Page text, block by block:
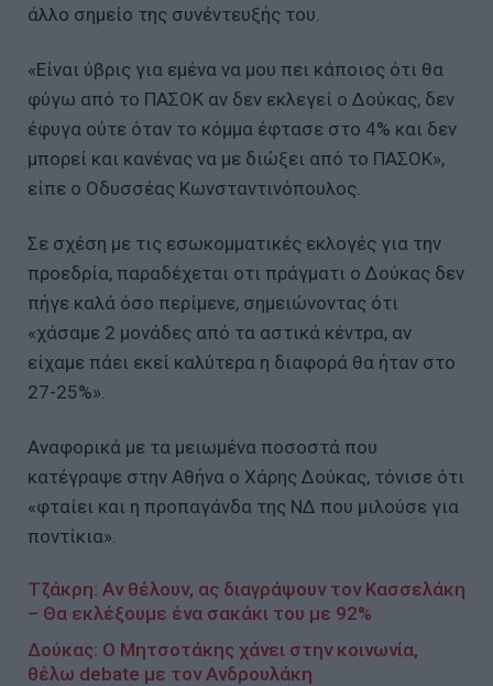
άλλο σημείο της συνέντευξής του.
«Είναι ύβρις για εμένα να μου πει κάποιος ότι θα
φύγω από το ΠΑΣΟΚ αν δεν εκλεγεί ο Δούκας, δεν
έφυγα ούτε όταν το κόμμα έφτασε στο 4% και δεν
μπορεί και κανένας να με διώξει από το ΠΑΣΟΚ»,
είπε ο Οδυσσέας Κωνσταντινόπουλος.
Σε σχέση με τις εσωκομματικές εκλογές για την
προεδρία, παραδέχεται οτι πράγματι ο Δούκας δεν
πήγε καλά όσο περίμενε, σημειώνοντας ότι
«χάσαμε 2 μονάδες από τα αστικά κέντρα, αν
είχαμε πάει εκεί καλύτερα η διαφορά θα ήταν στο
27-25%».
Αναφορικά με τα μειωμένα ποσοστά που
κατέγραψε στην Αθήνα ο Χάρης Δούκας, τόνισε ότι
«φταίει και η προπαγάνδα της ΝΔ που μιλούσε για
ποντίκια».
Τζάκρη: Αν θέλουν, ας διαγράψουν τον Κασσελάκη
– Θα εκλέξουμε ένα σακάκι του με 92%
Δούκας: Ο Μητσοτάκης χάνει στην κοινωνία,
θέλω debate με τον Ανδρουλάκη